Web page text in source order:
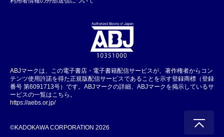
ABJマークは、この電子書店・電子書籍配信サービスが、著作権者からコン
テンツ使用許諾を得た正規版配信サービスであることを示す登録商標（登録
番号 第6091713号）です。ABJマークの詳細、ABJマークを掲示しているサ
ービスの一覧はこちら。
https://aebs.or.jp/
©KADOKAWA CORPORATION 2026